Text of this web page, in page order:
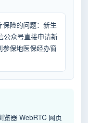
险的问题：新生
公众号直接申请新
保地医保经办窗
览器 WebRTC 网页